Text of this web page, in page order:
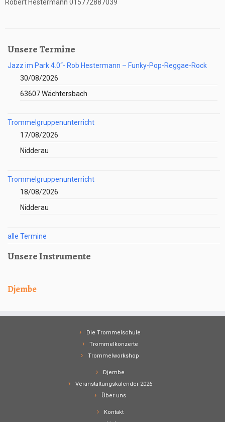
Robert Hestermann 015772887039
Unsere Termine
Jazz im Park 4.0“- Rob Hestermann – Funky-Pop-Reggae-Rock
30/08/2026
63607 Wächtersbach
Trommelgruppenunterricht
17/08/2026
Nidderau
Trommelgruppenunterricht
18/08/2026
Nidderau
alle Termine
Unsere Instrumente
Djembe
Die Trommelschule
Trommelkonzerte
Trommelworkshop
Djembe
Veranstaltungskalender 2026
Über uns
Kontakt